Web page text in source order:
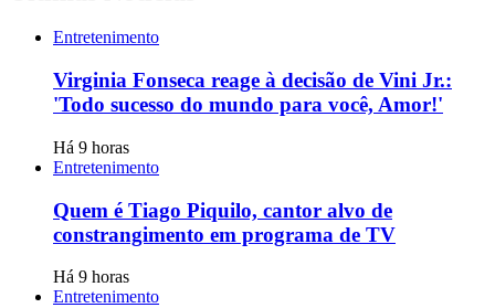
Entretenimento
Virginia Fonseca reage à decisão de Vini Jr.:
'Todo sucesso do mundo para você, Amor!'
Há 9 horas
Entretenimento
Quem é Tiago Piquilo, cantor alvo de
constrangimento em programa de TV
Há 9 horas
Entretenimento